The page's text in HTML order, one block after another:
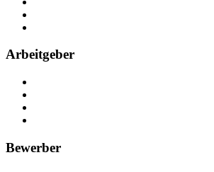
Arbeitgeber
Bewerber